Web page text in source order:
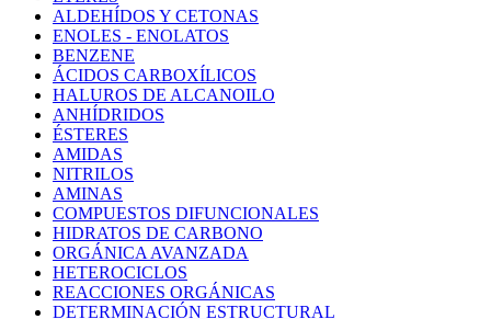
ALDEHÍDOS Y CETONAS
ENOLES - ENOLATOS
BENZENE
ÁCIDOS CARBOXÍLICOS
HALUROS DE ALCANOILO
ANHÍDRIDOS
ÉSTERES
AMIDAS
NITRILOS
AMINAS
COMPUESTOS DIFUNCIONALES
HIDRATOS DE CARBONO
ORGÁNICA AVANZADA
HETEROCICLOS
REACCIONES ORGÁNICAS
DETERMINACIÓN ESTRUCTURAL